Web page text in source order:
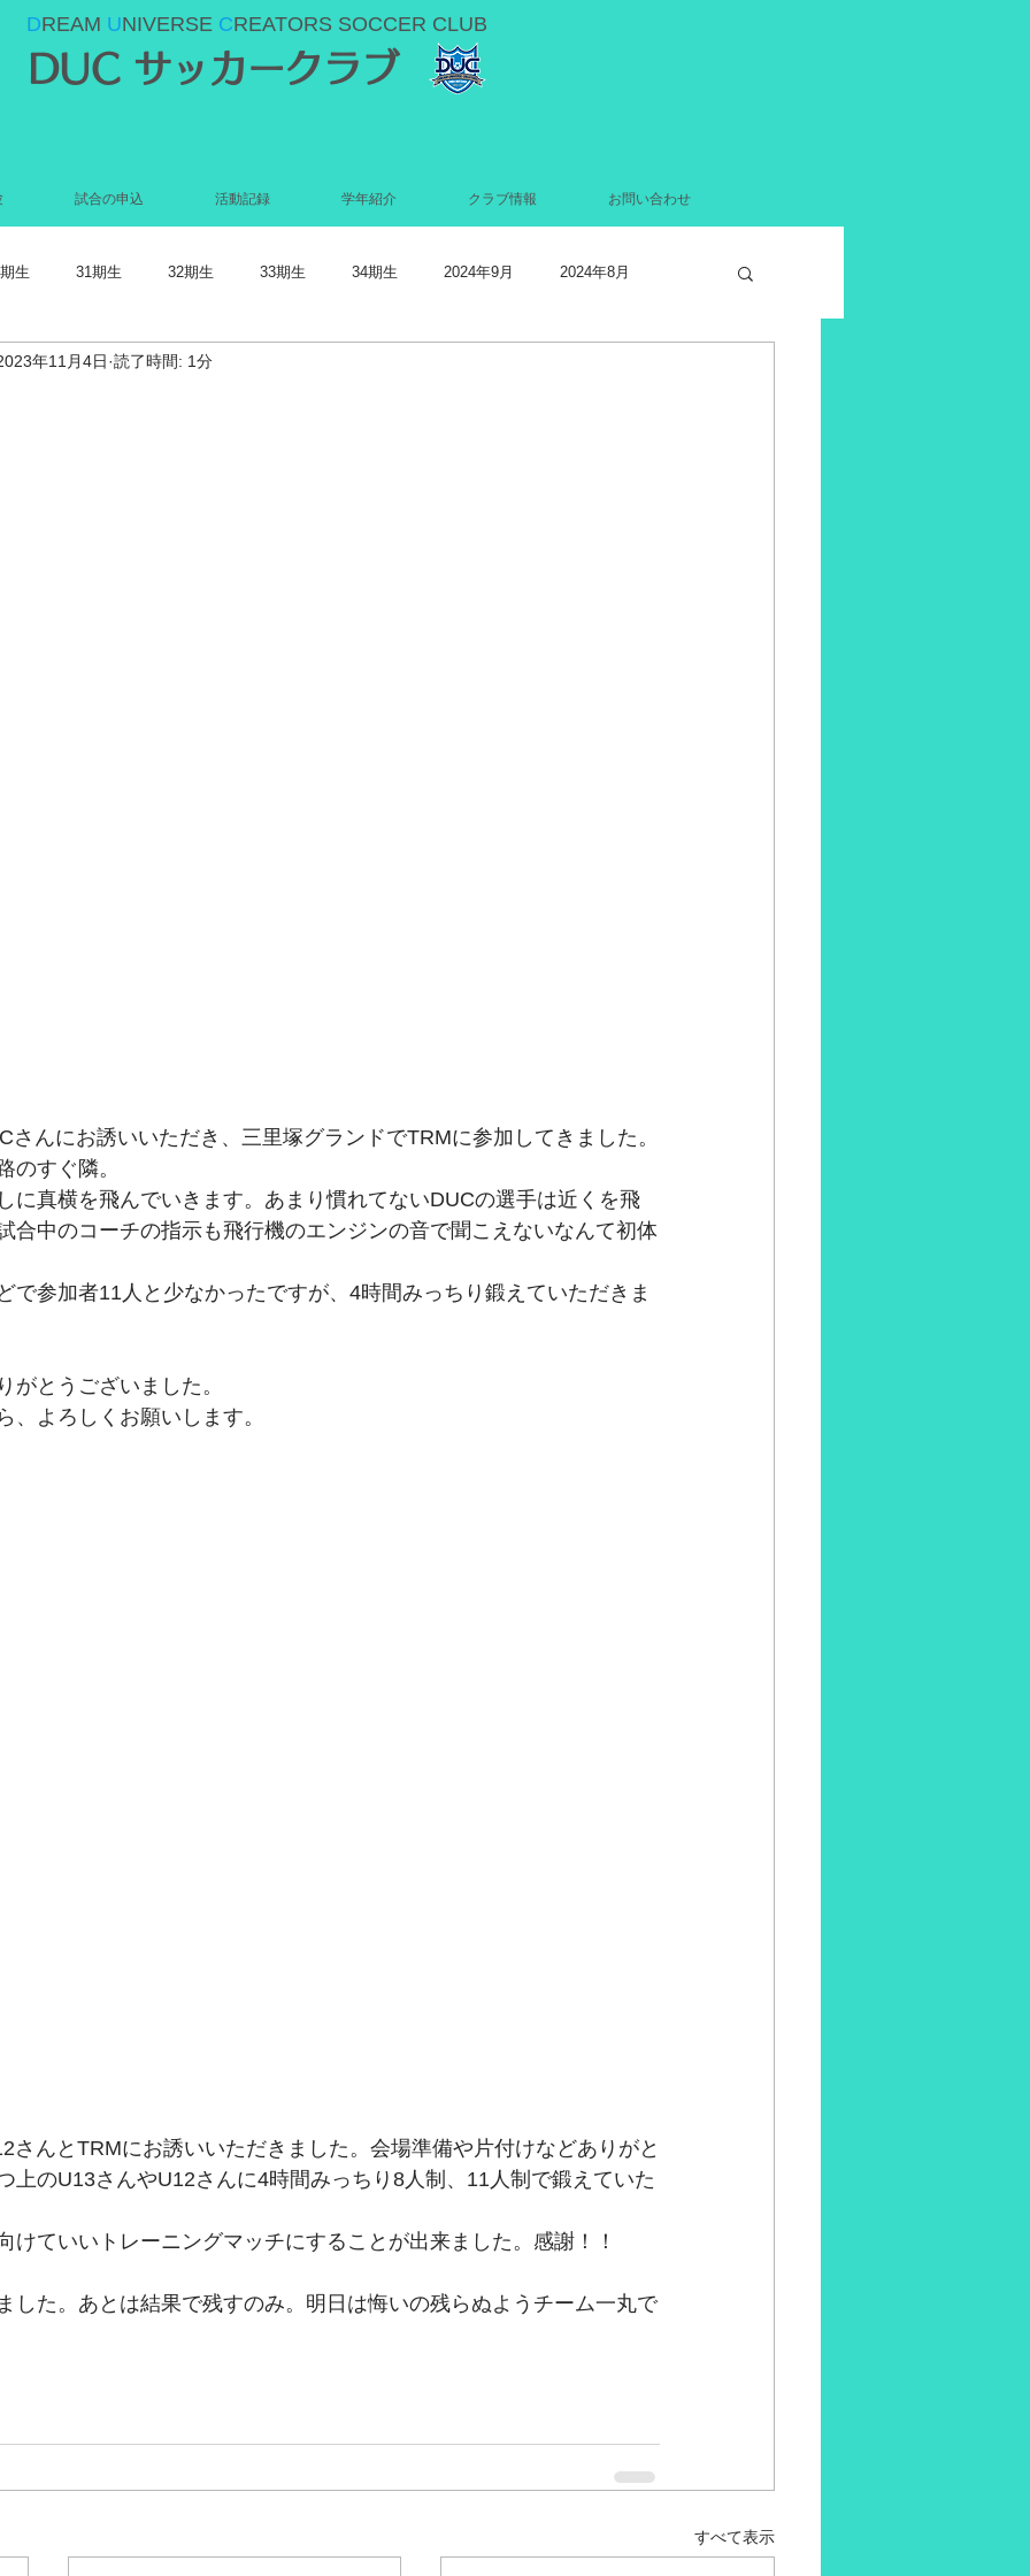
DREAM UNIVERSE CREATORS SOCCER CLUB
DUC サッカークラブ
試合の申込 活動記録 学年紹介 クラブ情報 お問い合わせ
生 31期生 32期生 33期生 34期生 2024年9月 2024年8月
年5月 2022年4月
年11月4日 読了時間: 1分
さんにお誘いいただき、三里塚グランドでTRMに参加してきました。
のすぐ隣。
に真横を飛んでいきます。あまり慣れてないDUCの選手は近くを飛
合中のコーチの指示も飛行機のエンジンの音で聞こえないなんて初体
で参加者11人と少なかったですが、4時間みっちり鍛えていただきま
がとうございました。
、よろしくお願いします。
さんとTRMにお誘いいただきました。会場準備や片付けなどありがと
上のU13さんやU12さんに4時間みっちり8人制、11人制で鍛えていた
けていいトレーニングマッチにすることが出来ました。感謝！！
した。あとは結果で残すのみ。明日は悔いの残らぬようチーム一丸で
すべて表示